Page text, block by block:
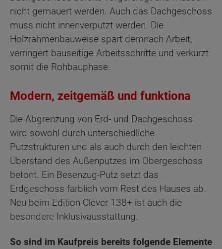
nicht gemauert werden. Auch das Dachgeschoss
muss nicht innenverputzt werden. Die
Holzrahmenbauweise spart demnach Arbeit,
verringert bauseitige Arbeitsschritte und verkürzt
somit die Rohbauphase.
Modern, zeitgemäß und funktiona
Die Abgrenzung von Erd- und Dachgeschoss
wird sowohl durch unterschiedliche
Putzstrukturen und als auch durch den leichten
Überstand des Außenputzes im Obergeschoss
betont. Ein Besenzug-Putz setzt das
Erdgeschoss farblich vom Rest des Hauses ab.
Neu beim Edition Clever 138+ ist auch die
besondere Inklusivausstattung.
So sind im Kaufpreis bereits folgende Elemente